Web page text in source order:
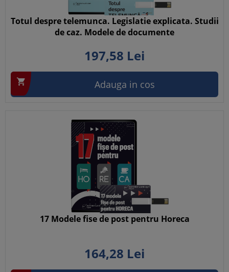
Totul despre telemunca. Legislatie explicata. Studii
de caz. Modele de documente
197,58 Lei
 Adauga in cos
17 Modele fise de post pentru Horeca
164,28 Lei